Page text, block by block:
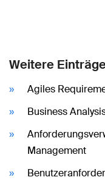
Weitere
Agiles
Business
Management